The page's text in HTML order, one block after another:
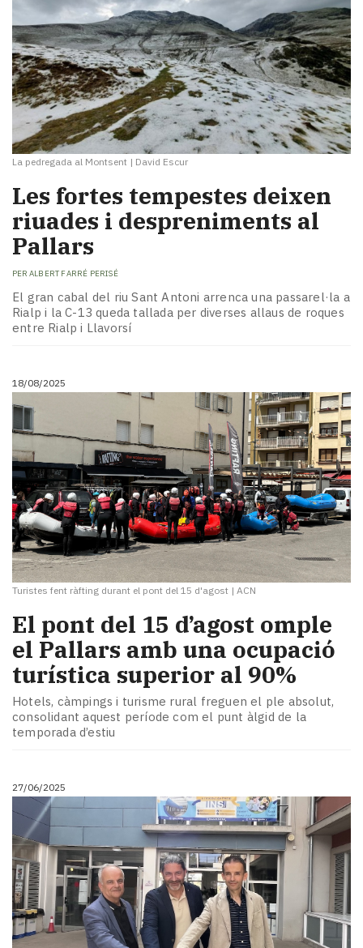
La pedregada al Montsent | David Escur
Les fortes tempestes deixen
riuades i despreniments al
Pallars
PER ALBERT FARRÉ PERISÉ
El gran cabal del riu Sant Antoni arrenca una passarel·la a
Rialp i la C-13 queda tallada per diverses allaus de roques
entre Rialp i Llavorsí
18/08/2025
Turistes fent ràfting durant el pont del 15 d'agost | ACN
El pont del 15 d’agost omple
el Pallars amb una ocupació
turística superior al 90%
Hotels, càmpings i turisme rural freguen el ple absolut,
consolidant aquest període com el punt àlgid de la
temporada d’estiu
27/06/2025